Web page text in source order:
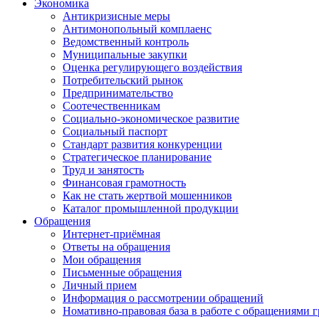
Экономика
Антикризисные меры
Антимонопольный комплаенс
Ведомственный контроль
Муниципальные закупки
Оценка регулирующего воздействия
Потребительский рынок
Предпринимательство
Соотечественникам
Социально-экономическое развитие
Социальный паспорт
Стандарт развития конкуренции
Стратегическое планирование
Труд и занятость
Финансовая грамотность
Как не стать жертвой мошенников
Каталог промышленной продукции
Обращения
Интернет-приёмная
Ответы на обращения
Мои обращения
Письменные обращения
Личный прием
Информация о рассмотрении обращений
Номативно-правовая база в работе с обращениями